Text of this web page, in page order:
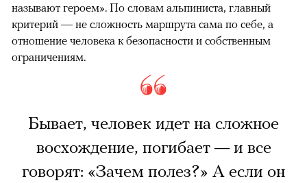
называют героем». По словам альпиниста, главный
критерий — не сложность маршрута сама по себе, а
отношение человека к безопасности и собственным
ограничениям.
Бывает, человек идет на сложное
восхождение, погибает — и все
говорят: «Зачем полез?» А если он